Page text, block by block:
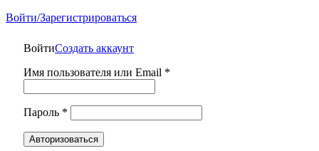
Войти/Зарегистрироваться
ВойтиСоздать аккаунт
Имя пользователя или Email *
Пароль *
Авторизоваться